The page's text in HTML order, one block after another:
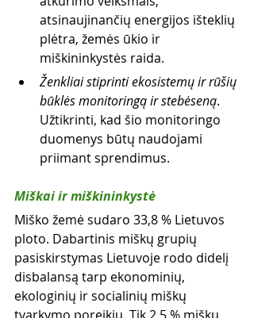
atsinaujinančių energijos išteklių
plėtra, žemės ūkio ir
miškininkystės raida.
Ženkliai stiprinti ekosistemų ir rūšių
būklės monitoringą ir stebėseną.
Užtikrinti, kad šio monitoringo
duomenys būtų naudojami
priimant sprendimus.
Miškai ir miškininkystė
Miško žemė sudaro 33,8 % Lietuvos
ploto. Dabartinis miškų grupių
pasiskirstymas Lietuvoje rodo didelį
disbalansą tarp ekonominių,
ekologinių ir socialinių miškų